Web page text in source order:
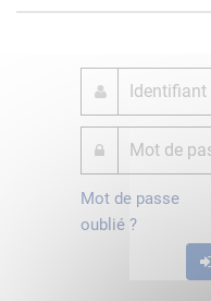
Mot de passe
oublié ?